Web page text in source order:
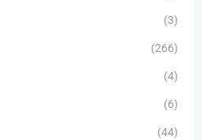
(3)
(266)
(4)
(6)
(44)